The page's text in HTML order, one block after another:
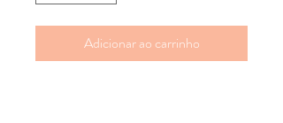
Adicionar ao carrinho